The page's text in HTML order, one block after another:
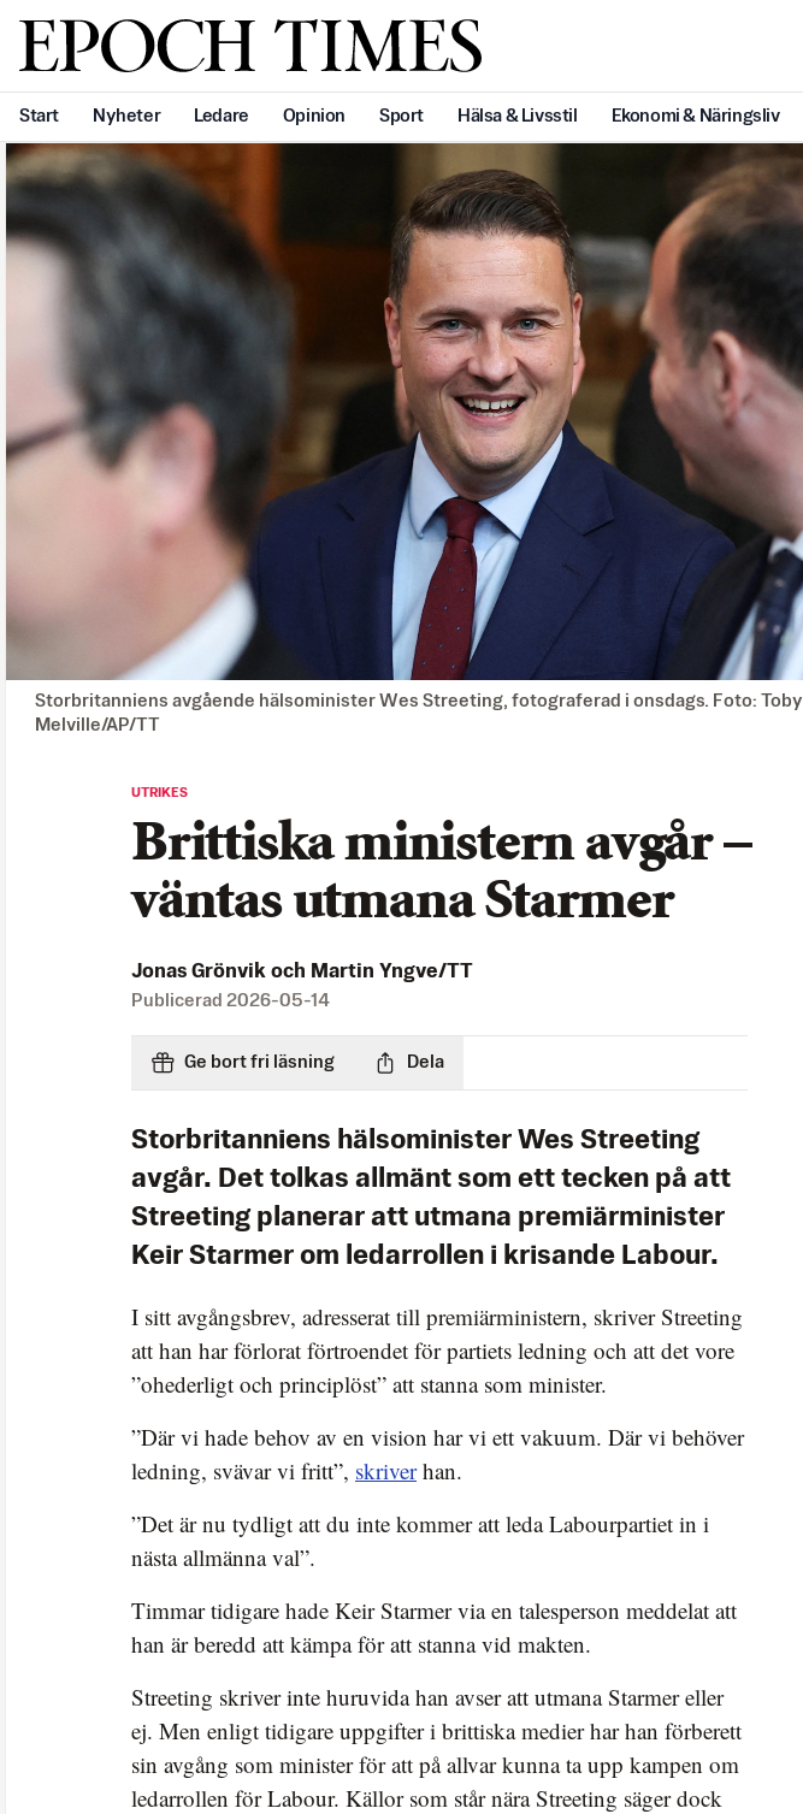
Svenska Epoch Times
Start Nyheter Ledare Opinion Sport Hälsa & Livsstil Ekonomi & Näringsliv
Storbritanniens avgående hälsominister Wes Streeting, fotograferad i onsdags. Foto: Toby
Melville/AP/TT
UTRIKES
Brittiska ministern avgår –
väntas utmana Starmer
Jonas Grönvik och Martin Yngve/TT
Publicerad 2026-05-14
Ge bort fri läsning Dela
Storbritanniens hälsominister Wes Streeting
avgår. Det tolkas allmänt som ett tecken på att
Streeting planerar att utmana premiärminister
Keir Starmer om ledarrollen i krisande Labour.
I sitt avgångsbrev, adresserat till premiärministern, skriver Streeting
att han har förlorat förtroendet för partiets ledning och att det vore
”ohederligt och principlöst” att stanna som minister.
”Där vi hade behov av en vision har vi ett vakuum. Där vi behöver
ledning, svävar vi fritt”, skriverhan.
”Det är nu tydligt att du inte kommer att leda Labourpartiet in i
nästa allmänna val”.
Timmar tidigare hade Keir Starmer via en talesperson meddelat att
han är beredd att kämpa för att stanna vid makten.
Streeting skriver inte huruvida han avser att utmana Starmer eller
ej. Men enligt tidigare uppgifter i brittiska medier har han förberett
sin avgång som minister för att på allvar kunna ta upp kampen om
ledarrollen för Labour. Källor som står nära Streeting säger dock